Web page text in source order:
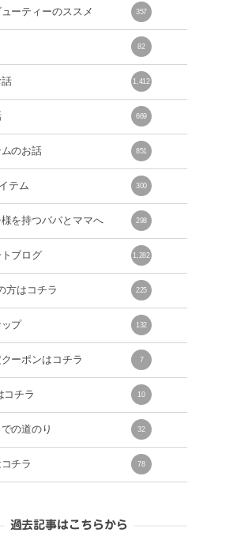
ーティーのススメ 357
82
1,412
669
のお話 851
テム 300
を持つパパとママへ 298
ブログ 1,282
方はコチラ 225
プ 132
ーポンはコチラ 7
コチラ 10
の道のり 32
チラ 78
過去記事はこちらから